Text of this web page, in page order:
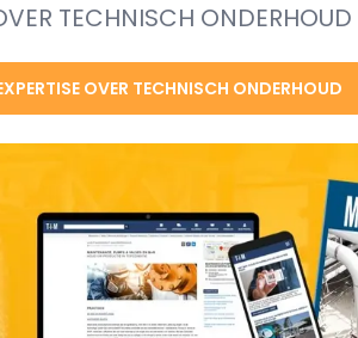
TECHNISCH ONDERHOUD
OVER TECHNISCH ONDERHOUD